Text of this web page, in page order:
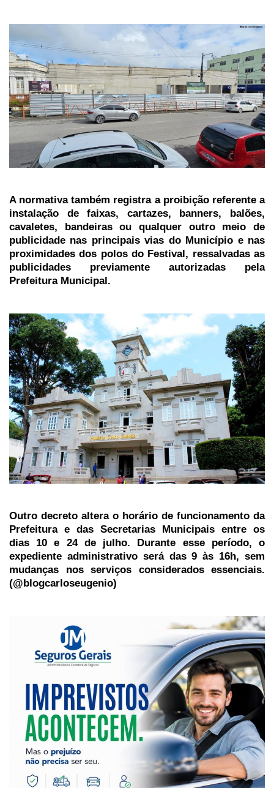
A normativa também registra a proibição referente a
instalação de faixas, cartazes, banners, balões,
cavaletes, bandeiras ou qualquer outro meio de
publicidade nas principais vias do Município e nas
proximidades dos polos do Festival, ressalvadas as
publicidades previamente autorizadas pela
Prefeitura Municipal.
Outro decreto altera o horário de funcionamento da
Prefeitura e das Secretarias Municipais entre os
dias 10 e 24 de julho. Durante esse período, o
expediente administrativo será das 9 às 16h, sem
mudanças nos serviços considerados essenciais.
(@blogcarloseugenio)